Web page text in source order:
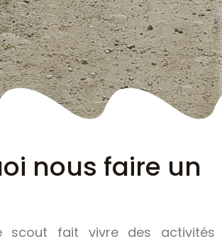
nous faire un
scout fait vivre des activités